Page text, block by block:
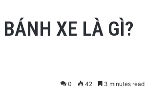
XE LÀ GÌ?
0 42 3 minutes read